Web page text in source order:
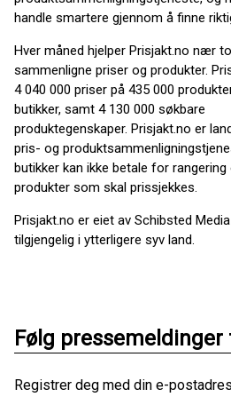
handle smartere gjennom å finne
Hver måned hjelper Prisjakt.no nær
sammenligne priser og produkter.
4 040 000 priser på 435 000
butikker, samt 4 130 000 søkbare
produktegenskaper. Prisjakt.no er
pris- og
butikker kan ikke betale for
produkter som skal prissjekkes.
Prisjakt.no er eiet av Schibsted
tilgjengelig i ytterligere syv land.
Følg
Registrer deg med din e-